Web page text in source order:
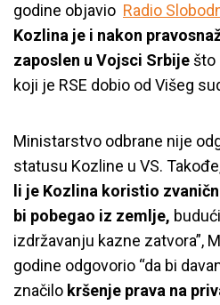
godine objavio Radio
Kozlina je i nakon
zaposlen u Vojsci Srbije što
koji je RSE dobio od Višeg
Ministarstvo odbrane nije
statusu Kozline u VS.
li je Kozlina koristio
bi pobegao iz zemlje,
izdržavanju kazne zatvora”,
godine odgovorio “da bi
značilo kršenje prava na